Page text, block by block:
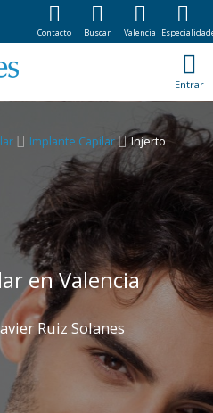
Entrar
Implante Capilar
Injerto
en Valencia
Ruiz Solanes
Contacto Buscar Valencia